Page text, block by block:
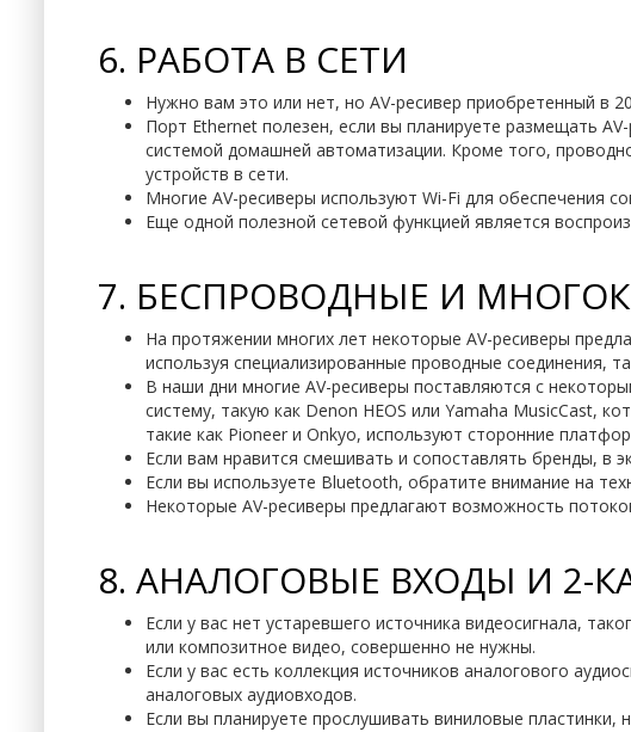
6. РАБОТА В СЕТИ
Нужно вам это или нет, но AV-ресивер приобретенный в
Порт Ethernet полезен, если вы планируете размещать
системой домашней автоматизации. Кроме того,
устройств в сети.
Многие AV-ресиверы используют Wi-Fi для обеспечения
Еще одной полезной сетевой функцией является
7. БЕСПРОВОДНЫЕ И
На протяжении многих лет некоторые AV-ресиверы
используя специализированные проводные соединения,
В наши дни многие AV-ресиверы поставляются с
систему, такую ​​как Denon HEOS или Yamaha MusicCast,
такие как Pioneer и Onkyo, используют сторонние
Если вам нравится смешивать и сопоставлять бренды, в
Если вы используете Bluetooth, обратите внимание на
Некоторые AV-ресиверы предлагают возможность
8. АНАЛОГОВЫЕ ВХОДЫ И 2-
Если у вас нет устаревшего источника видеосигнала,
или композитное видео, совершенно не нужны.
Если у вас есть коллекция источников аналогового
аналоговых аудиовходов.
Если вы планируете прослушивать виниловые